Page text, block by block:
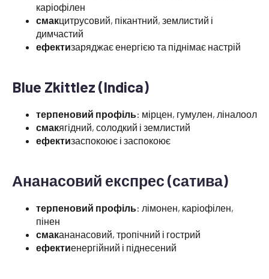
каріофілен
смакцитрусовий, пікантний, землистий і
димчастий
ефектизаряджає енергією та піднімає настрій
Blue Zkittlez (Indica)
терпеновий профіль: мірцен, гумулен, ліналоол
смакягідний, солодкий і землистий
ефектизаспокоює і заспокоює
Ананасовий експрес (сатива)
терпеновий профіль: лімонен, каріофілен,
пінен
смакананасовий, тропічний і гострий
ефектиенергійний і піднесений